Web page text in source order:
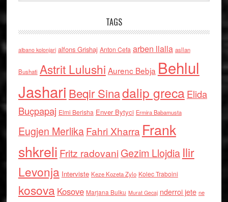
TAGS
albano kolonjari alfons Grishaj Anton Cefa arben llalla asllan
Bushati Astrit Lulushi Aurenc Bebja Behlul
Jashari Beqir Sinadalip grecaElida
Buçpapaj Elmi Berisha Enver Bytyci Ermira Babamusta
Eugjen MerlikaFahri Xharra Frank
shkreli Fritz radovaniGezim Llojdia Ilir
Levonja Interviste Keze Kozeta Zylo Kolec Traboini
kosova Kosove Marjana Bulku Murat Gecaj nderroi jete ne